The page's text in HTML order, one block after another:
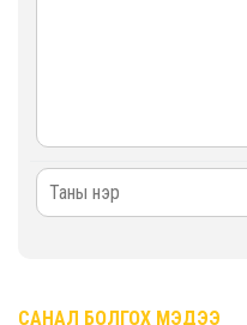
САНАЛ БОЛГОХ МЭДЭЭ